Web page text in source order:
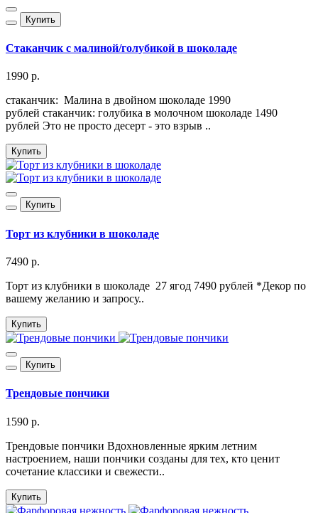
Купить
Стаканчик с малиной/голубикой в шоколаде
1990 р.
стаканчик: Малина в двойном шоколаде 1990
рублей стаканчик: голубика в молочном шоколаде 1490
рублей Это не просто десерт - это взрыв ..
Купить
Купить
Торт из клубники в шоколаде
7490 р.
Торт из клубники в шоколаде 27 ягод 7490 рублей *Декор по
вашему желанию и запросу..
Купить
Купить
Трендовые пончики
1590 р.
Трендовые пончики Вдохновленные ярким летним
настроением, наши пончики созданы для тех, кто ценит
сочетание классики и свежести..
Купить